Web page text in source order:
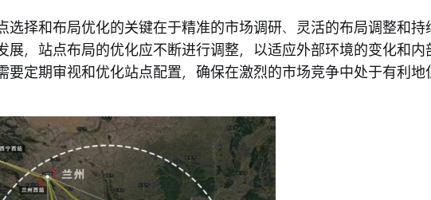
选择和布局优化的关键在于精准的市场调研、灵活的布局调整和持
展，站点布局的优化应不断进行调整，以适应外部环境的变化和内
要定期审视和优化站点配置，确保在激烈的市场竞争中处于有利地